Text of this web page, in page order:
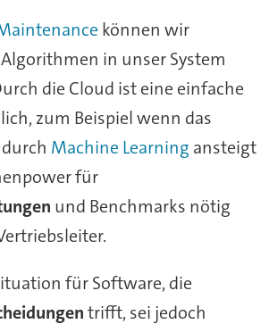
können wir
in unser System
die Cloud ist eine einfache
zum Beispiel wenn das
Machine Learning ansteigt
für
und Benchmarks nötig
für Software, die
trifft, sei jedoch